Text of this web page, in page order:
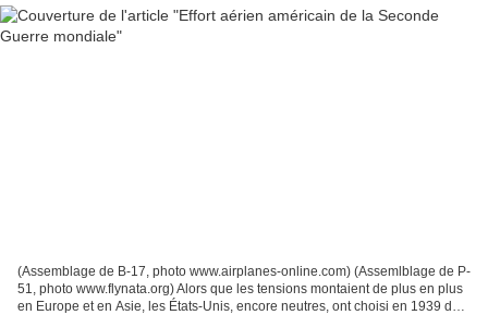
(Assemblage de B-17, photo www.airplanes-online.com) (Assemlblage de P-
51, photo www.flynata.org) Alors que les tensions montaient de plus en plus
en Europe et en Asie, les États-Unis, encore neutres, ont choisi en 1939 de